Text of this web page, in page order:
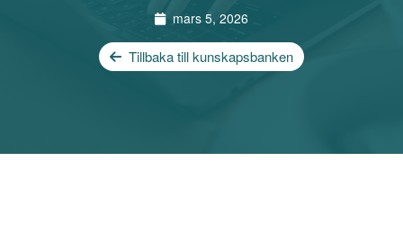
mars 5, 2026
Tillbaka till kunskapsbanken